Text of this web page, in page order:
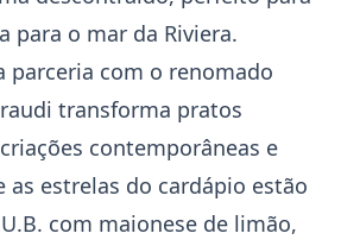
para o mar da Riviera.
parceria com o renomado
transforma pratos
contemporâneas e
as estrelas do cardápio estão
com maionese de limão,